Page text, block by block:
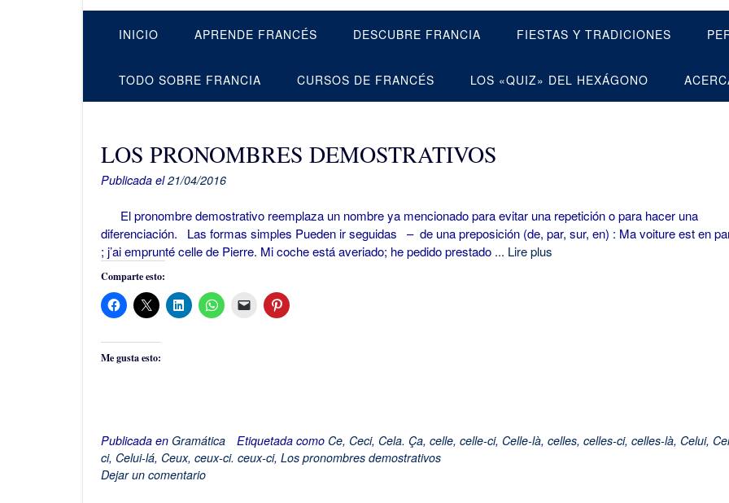
INICIO APRENDE FRANCÉS DESCUBRE FRANCIA FIESTAS Y TRADICIONES
TODO SOBRE FRANCIA CURSOS DE FRANCÉS LOS «QUIZ» DEL HEXÁGONO
LOS PRONOMBRES DEMOSTRATIVOS
Publicada el21/04/2016
El pronombre demostrativo reemplaza un nombre ya mencionado para evitar una repetición o para hacer una
diferenciación. Las formas simples Pueden ir seguidas – de una preposición (de, par, sur, en) : Ma voiture est en
; j’ai emprunté celle de Pierre. Mi coche está averiado; he pedido prestado ... Lire plus
Comparte esto:
Me gusta esto:
Publicada en Gramática Etiquetada como Ce, Ceci, Cela. Ça, celle, celle-ci, Celle-là, celles, celles-ci, celles-là, Celui,
ci, Celui-lá, Ceux, ceux-ci. ceux-ci, Los pronombres demostrativos
Dejar un comentario